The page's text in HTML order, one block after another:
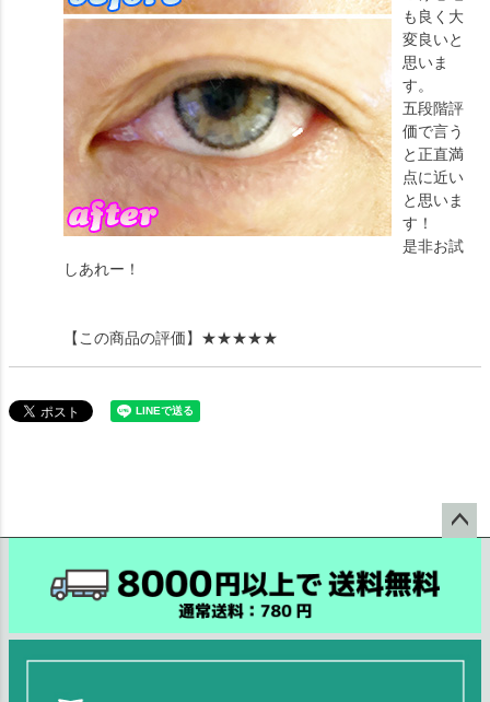
も良く大
変良いと
思いま
す。
五段階評
価で言う
と正直満
点に近い
と思いま
す！
是非お試
しあれー！
【この商品の評価】 ★★★★★